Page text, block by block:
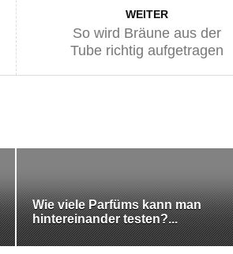
WEITER
So wird Bräune aus der
Tube richtig aufgetragen
Wie viele Parfüms kann man
hintereinander testen?...